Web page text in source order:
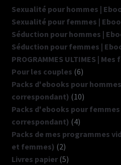
Sexualité pour hommes |
Sexualité pour femmes |
Séduction pour hommes |
Séduction pour femmes |
PROGRAMMES ULTIMES |
Pour les couples 66
produits
Packs d'ebooks pour
correspondant) 1010
produits
Packs d'ebooks pour
correspondant) 44
produits
Packs de mes programmes
et femmes) 22
produits
Livres papier 55